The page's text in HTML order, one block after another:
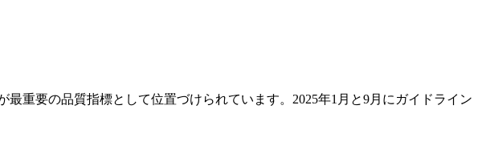
最重要の品質指標として位置づけられています。2025年1月と9月にガイドライン